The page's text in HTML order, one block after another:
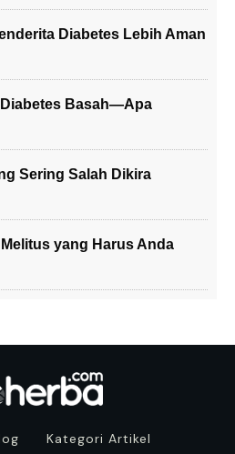
Diabetes Lebih Aman
Basah—Apa
Sering Salah Dikira
yang Harus Anda
Kategori Artikel